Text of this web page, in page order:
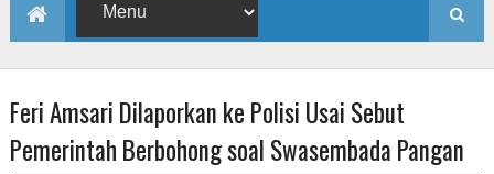
Feri Amsari Dilaporkan ke Polisi Usai Sebut
Pemerintah Berbohong soal Swasembada Pangan